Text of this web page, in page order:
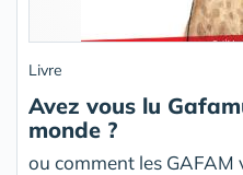
Livre
Avez vous lu
monde ?
ou comment les GAFAM